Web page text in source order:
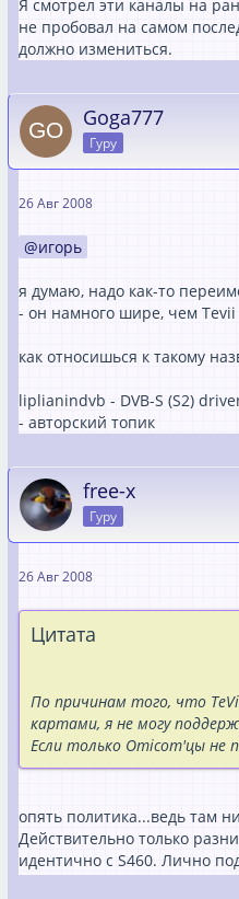
Я смотрел эти каналы на
не пробовал на самом
должно измениться.
Goga777
Гуру
26 Авг 2008
игорь
я думаю, надо как-то
- он намного шире, чем Tevii
как относишься к такому
liplianindvb - DVB-S (S2)
- авторский топик
free-x
Гуру
26 Авг 2008
Цитата
По причинам того, что
картами, я не могу
Если только Omicom'цы не
опять политика...ведь там
Действительно только
идентично с S460. Лично